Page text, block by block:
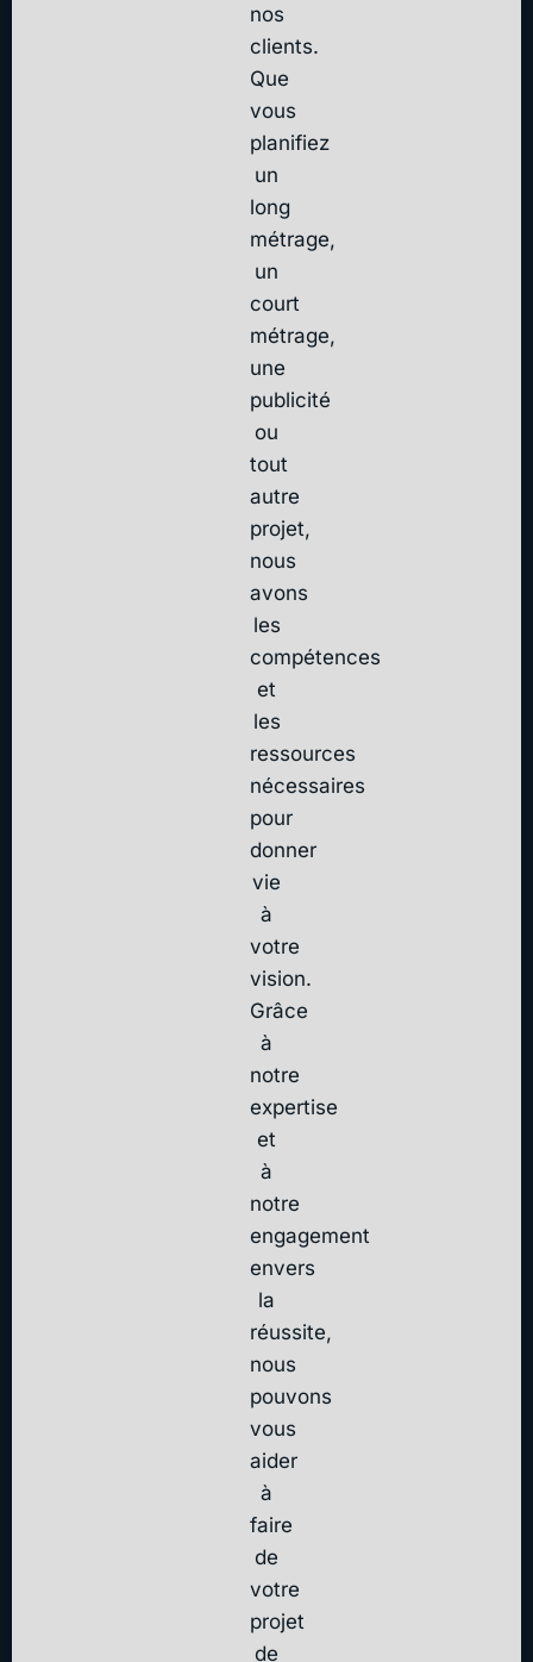
nos
clients.
Que
vous
planifiez
un
long
métrage,
un
court
métrage,
une
publicité
ou
tout
autre
projet,
nous
avons
les
compétences
et
les
ressources
nécessaires
pour
donner
vie
à
votre
vision.
Grâce
à
notre
expertise
et
à
notre
engagement
envers
la
réussite,
nous
pouvons
vous
aider
à
faire
de
votre
projet
de